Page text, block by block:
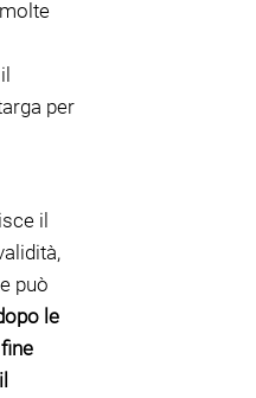
per
il
può
le